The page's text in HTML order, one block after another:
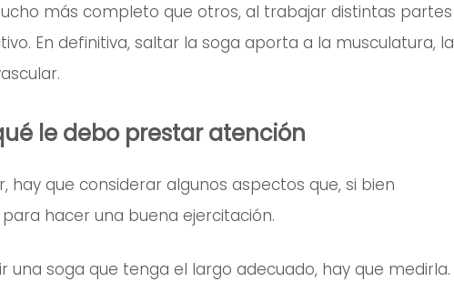
más completo que otros, al trabajar distintas partes
En definitiva, saltar la soga aporta a la musculatura, la
le debo prestar atención
hay que considerar algunos aspectos que, si bien
hacer una buena ejercitación.
una soga que tenga el largo adecuado, hay que medirla.